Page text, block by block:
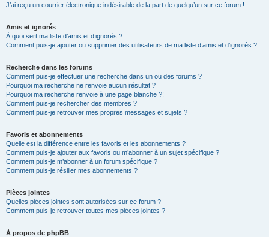
J’ai reçu un courrier électronique indésirable de la part de quelqu’un sur ce forum !
Amis et ignorés
À quoi sert ma liste d’amis et d’ignorés ?
Comment puis-je ajouter ou supprimer des utilisateurs de ma liste d’amis et d’ignorés ?
Recherche dans les forums
Comment puis-je effectuer une recherche dans un ou des forums ?
Pourquoi ma recherche ne renvoie aucun résultat ?
Pourquoi ma recherche renvoie à une page blanche ?!
Comment puis-je rechercher des membres ?
Comment puis-je retrouver mes propres messages et sujets ?
Favoris et abonnements
Quelle est la différence entre les favoris et les abonnements ?
Comment puis-je ajouter aux favoris ou m’abonner à un sujet spécifique ?
Comment puis-je m’abonner à un forum spécifique ?
Comment puis-je résilier mes abonnements ?
Pièces jointes
Quelles pièces jointes sont autorisées sur ce forum ?
Comment puis-je retrouver toutes mes pièces jointes ?
À propos de phpBB